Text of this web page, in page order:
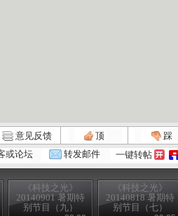
意见反馈 顶 踩
或论坛 转发邮件 一键转帖
《科技之光》
20140901 暑期特
别节目（九）
《科技之光》
20140818 暑期特
别节目（七）